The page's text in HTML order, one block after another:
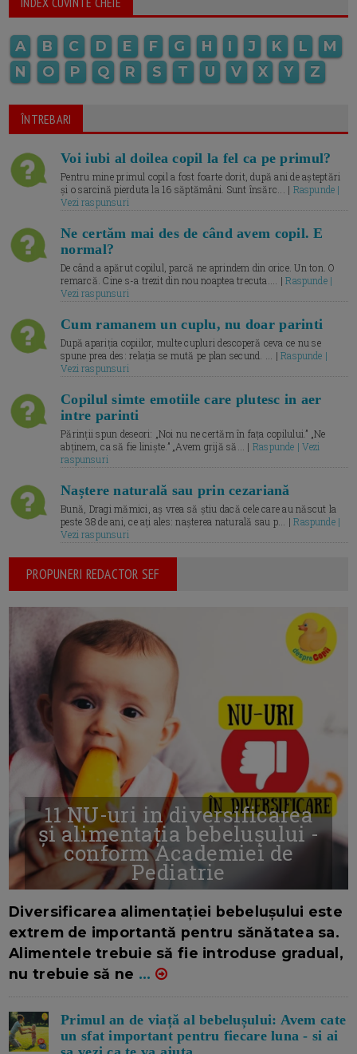
A B C D E F G H I J K L
M
N
O P Q R S T U V X Y Z
ÎNTREBARI
Voi iubi al doilea copil la fel ca pe primul?
Pentru mine primul copil a fost foarte dorit, după ani de așteptări
și o sarcină pierduta la 16 săptămâni. Sunt însărc... | Raspunde |
Vezi raspunsuri
Ne certăm mai des de când avem copil. E
normal?
De când a apărut copilul, parcă ne aprindem din orice. Un ton. O
remarcă. Cine s-a trezit din nou noaptea trecuta.... |Raspunde |
Vezi raspunsuri
Cum ramanem un cuplu, nu doar parinti
După apariția copiilor, multe cupluri descoperă ceva ce nu se
spune prea des: relația se mută pe plan secund. ... |Raspunde |
Vezi raspunsuri
Copilul simte emotiile care plutesc in aer
intre parinti
Părinții spun deseori: „Noi nu ne certăm în fața copilului.” „Ne
abținem, ca să fie liniște.” „Avem grijă să... | Raspunde | Vezi
raspunsuri
Naștere naturală sau prin cezariană
Bună, Dragi mămici, aș vrea să știu dacă cele care au născut la
peste 38 de ani, ce ați ales: nașterea naturală sau p... |Raspunde |
Vezi raspunsuri
PROPUNERI REDACTOR SEF
11 NU-uri in diversificarea
și alimentația bebelușului -
conform Academiei de
Pediatrie
Diversificarea alimentației bebelușului este
extrem de importantă pentru sănătatea sa.
Alimentele trebuie să fie introduse gradual,
nu trebuie să ne ...
Primul an de viață al bebelușului: Avem cate
un sfat important pentru fiecare luna - si ai